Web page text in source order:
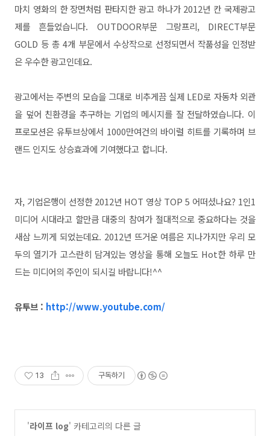
마치 영화의 한 장면처럼 판타지한 광고 하나가 2012년 칸 국제광고
제를 흔들었습니다. OUTDOOR부문 그랑프리, DIRECT부문
GOLD 등 총 4개 부문에서 수상작으로 선정되면서 작품성을 인정받
은 우수한 광고인데요.
광고에서는 주변의 모습을 그대로 비추게끔 실제 LED로 자동차 외관
을 덮어 친환경을 추구하는 기업의 메시지를 잘 전달하였습니다. 이
프로모션은 유투브상에서 1000만여건의 바이럴 히트를 기록하며 브
랜드 인지도 상승효과에 기여했다고 합니다.
자, 기업은행이 선정한 2012년 HOT 영상 TOP 5 어떠셨나요? 1인1
미디어 시대라고 할만큼 대중의 참여가 절대적으로 중요하다는 것을
새삼 느끼게 되었는데요. 2012년 뜨거운 여름은 지나가지만 우리 모
두의 열기가 고스란히 담겨있는 영상을 통해 오늘도 Hot한 하루 만
드는 미디어의 주인이 되시길 바랍니다!^^
유투브 : http://www.youtube.com/
13 구독하기
'라이프 log' 카테고리의 다른 글